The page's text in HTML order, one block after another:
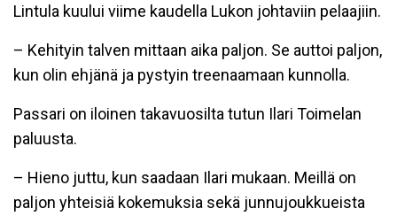
Lintula kuului viime kaudella Lukon johtaviin pelaajiin.
– Kehityin talven mittaan aika paljon. Se auttoi paljon,
kun olin ehjänä ja pystyin treenaamaan kunnolla.
Passari on iloinen takavuosilta tutun Ilari Toimelan
paluusta.
– Hieno juttu, kun saadaan Ilari mukaan. Meillä on
paljon yhteisiä kokemuksia sekä junnujoukkueista